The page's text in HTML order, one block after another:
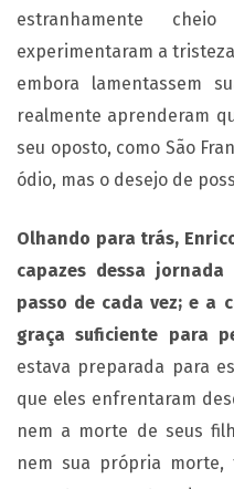
estranhamente
experimentaram a
embora lamentassem
realmente aprenderam
seu oposto, como São
ódio, mas o desejo de
Olhando para trás,
capazes dessa jornada
passo de cada vez; e a
graça suficiente para
estava preparada para
que eles enfrentaram
nem a morte de seus
nem sua própria